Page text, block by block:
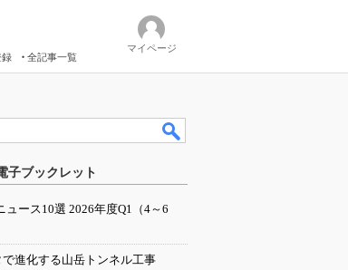
全記事一覧
マイページ
子ブックレット
ュース10選 2026年度Q1（4～6
進化する山岳トンネル工事